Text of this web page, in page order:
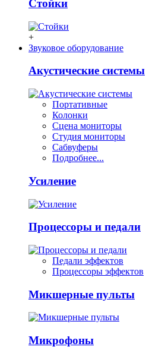
Стойки
+
Звуковое оборудование
Акустические системы
Портативные
Колонки
Сцена мониторы
Студия мониторы
Сабвуферы
Подробнее...
Усиление
Процессоры и педали
Педали эффектов
Процессоры эффектов
Микшерные пульты
Микрофоны